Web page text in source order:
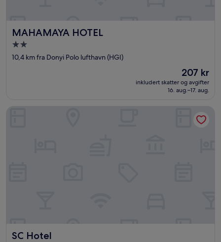
MAHAMAYA HOTEL
MAHAMAYA HOTEL
Overnattingssted
med
10,4 km fra Donyi Polo lufthavn (HGI)
Prisen
er
207 kr
207 kr
inkludert skatter og avgifter
16. aug.–17. aug.
SC Hotel
SC Hotel